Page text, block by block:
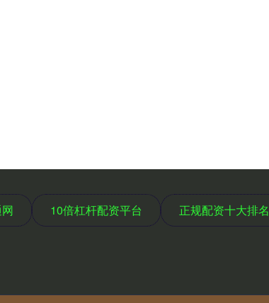
10倍杠杆配资平台 正规配资十大排名